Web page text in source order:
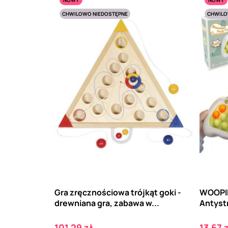
CHWILOWO NIEDOSTĘPNE
Gra zręcznościowa trójkąt goki -
drewniana gra, zabawa w...